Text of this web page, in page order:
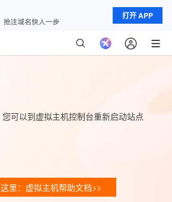
打开 APP
可以到虚拟主机控制台重新启动站点
里：虚拟主机帮助文档>>